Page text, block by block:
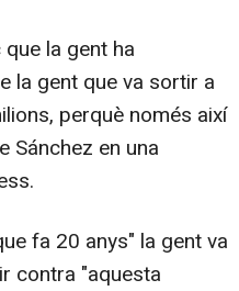
la gent ha
la gent que va sortir a
perquè només així
Sánchez en una
fa 20 anys" la gent va
contra "aquesta